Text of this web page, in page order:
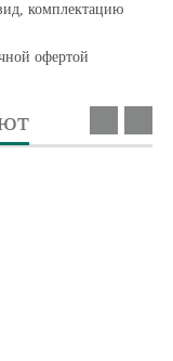
комплектацию
офертой